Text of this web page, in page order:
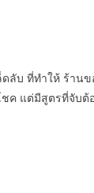
คล็ดลับ ที่ทำให้
แต่มีสูตรที่จับต้